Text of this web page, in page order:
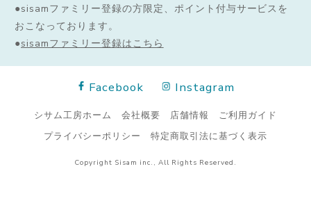
●sisamファミリー登録の方限定、ポイント付与サービスを
おこなっております。
●sisamファミリー登録はこちら
Facebook Instagram
シサム工房ホーム 会社概要 店舗情報
ご利用ガイド
プライバシーポリシー
特定商取引法に基づく表示
Copyright Sisam inc., All Rights Reserved.